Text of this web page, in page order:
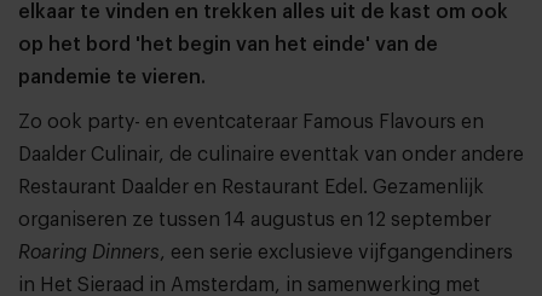
elkaar te vinden en trekken alles uit de kast om ook
op het bord 'het begin van het einde' van de
pandemie te vieren.
Zo ook party- en eventcateraar Famous Flavours en
Daalder Culinair, de culinaire eventtak van onder andere
Restaurant Daalder en Restaurant Edel. Gezamenlijk
organiseren ze tussen 14 augustus en 12 september
Roaring Dinners, een serie exclusieve vijfgangendiners
in Het Sieraad in Amsterdam, in samenwerking met